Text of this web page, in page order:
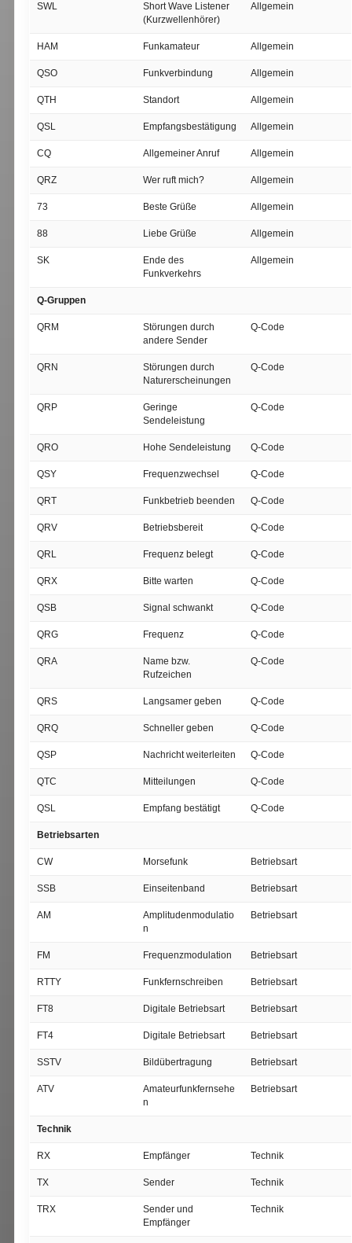
SWL
Short Wave Listener
(Kurzwellenhörer)
Allgemein
HAM Funkamateur Allgemein
QSO Funkverbindung Allgemein
QTH Standort Allgemein
QSL Empfangsbestätigung Allgemein
CQ Allgemeiner Anruf Allgemein
QRZ Wer ruft mich? Allgemein
73 Beste Grüße Allgemein
88 Liebe Grüße Allgemein
SK
Ende des
Funkverkehrs
Allgemein
Q-Gruppen
QRM
Störungen durch
andere Sender
Q-Code
QRN
Störungen durch
Naturerscheinungen
Q-Code
QRP
Geringe
Sendeleistung
Q-Code
QRO Hohe Sendeleistung Q-Code
QSY Frequenzwechsel Q-Code
QRT Funkbetrieb beenden Q-Code
QRV Betriebsbereit Q-Code
QRL Frequenz belegt Q-Code
QRX Bitte warten Q-Code
QSB Signal schwankt Q-Code
QRG Frequenz Q-Code
QRA
Name bzw.
Rufzeichen
Q-Code
QRS Langsamer geben Q-Code
QRQ Schneller geben Q-Code
QSP Nachricht weiterleiten Q-Code
QTC Mitteilungen Q-Code
QSL Empfang bestätigt Q-Code
Betriebsarten
CW Morsefunk Betriebsart
SSB Einseitenband Betriebsart
AM
Amplitudenmodulatio
n
Betriebsart
FM Frequenzmodulation Betriebsart
RTTY Funkfernschreiben Betriebsart
FT8 Digitale Betriebsart Betriebsart
FT4 Digitale Betriebsart Betriebsart
SSTV Bildübertragung Betriebsart
ATV
Amateurfunkfernsehe
n
Betriebsart
Technik
RX Empfänger Technik
TX Sender Technik
TRX
Sender und
Empfänger
Technik